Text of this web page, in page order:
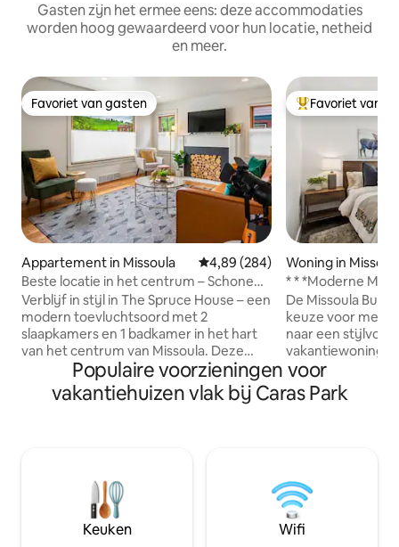
Gasten zijn het ermee eens: deze accommodaties
worden hoog gewaardeerd voor hun locatie, netheid
en meer.
Favoriet van gasten
Favoriet van gasten
Appartement in Missoula Gemiddelde beoordeling van
4,89 (284)
Beste locatie in het centrum – Schone
en lichte bungalow
Verblijf in stijl in The Spruce House – een
modern toevluchtsoord met 2
slaapkamers en 1 badkamer in het hart
van het centrum van Missoula. Deze
zorgvuldig ingerichte ruimte is perfect
voor stellen, vrienden of kleine gezinnen
en combineert comfort en
vloeren, snelle wifi en centrale
airconditioning. Of je nu hier bent om te
werken, op ontdekkingstocht te gaan of
te ontspannen, The Spruce House biedt
Topfavoriet van
Favoriet van
Woning in
* * *Moderne
De Missoula
keuze voor
naar een
vakantiewoning
slechts enkele
centrum. Het
professioneel
perfecte ruimte
afstand. Of je nu op bezoek bent voor
zaken of vrije
voelen in deze
Populaire voorzieningen voor
vakantiehuizen vlak bij Caras Park
Keuken Wifi